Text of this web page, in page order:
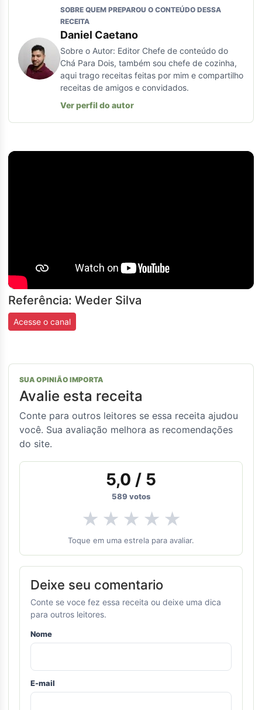
SOBRE QUEM PREPAROU O CONTEÚDO DESSA
RECEITA
Daniel Caetano
Sobre o Autor: Editor Chefe de conteúdo do
Chá Para Dois, também sou chefe de cozinha,
aqui trago receitas feitas por mim e compartilho
receitas de amigos e convidados.
Ver perfil do autor
Referência: Weder Silva
Acesse o canal
SUA OPINIÃO IMPORTA
Avalie esta receita
Conte para outros leitores se essa receita ajudou
você. Sua avaliação melhora as recomendações
do site.
5,0 / 5
589 votos
★ ★ ★ ★ ★
Toque em uma estrela para avaliar.
Deixe seu comentario
Conte se voce fez essa receita ou deixe uma dica
para outros leitores.
Nome
E-mail